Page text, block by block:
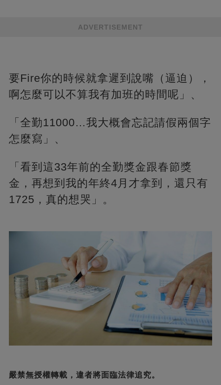
ADVERTISEMENT
要Fire你的時候就拿遲到說嘴（逼迫），
啊怎麼可以不算我有加班的時間呢」、
「全勤11000…我大概會忘記請假兩個字
怎麼寫」、
「看到這33年前的全勤獎金跟春節獎
金，再想到我的年終4月才拿到，還只有
1725，真的想哭」。
嚴禁無授權轉載，違者將面臨法律追究。